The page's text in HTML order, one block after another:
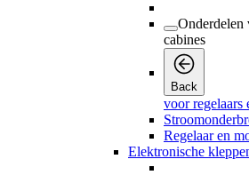
Onderdelen
cabines
Back
voor regelaars
Regelaar en
Elektronische